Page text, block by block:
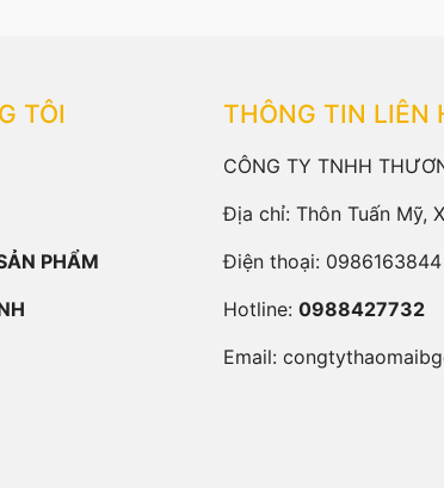
TÔI
PHẨM
THÔNG TIN LIÊN
CÔNG TY TNHH
Địa chỉ: Thôn Tuấn Mỹ,
Điện thoại: 0986163844
Hotline: 0988427732
Email: